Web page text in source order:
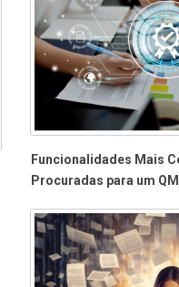
Funcionalidades Mais
Procuradas para um